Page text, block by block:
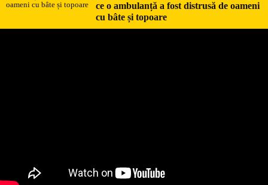
ce o ambulanță a fost distrusă de oameni
cu bâte și topoare